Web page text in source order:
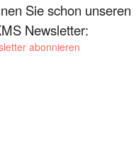
Sie schon unseren
Newsletter:
abonnieren